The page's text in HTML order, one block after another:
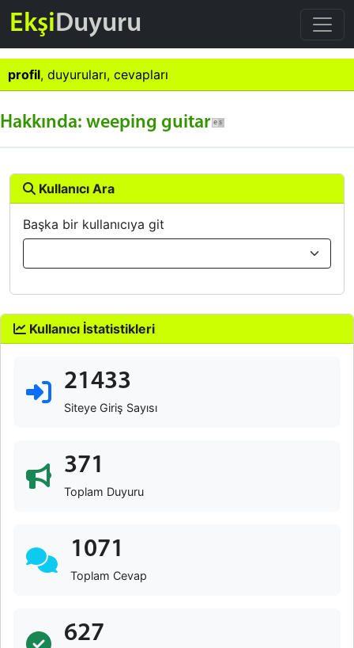
EkşiDuyuru
profil, duyuruları, cevapları
Hakkında: weeping guitar
Kullanıcı Ara
Başka bir kullanıcıya git
Kullanıcı İstatistikleri
21433
Siteye Giriş Sayısı
371
Toplam Duyuru
1071
Toplam Cevap
627